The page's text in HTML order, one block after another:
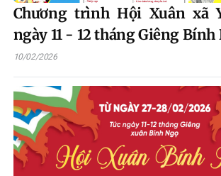
Chương trình Hội Xuân xã
ngày 11 - 12 tháng Giêng Bính
10/02/2026